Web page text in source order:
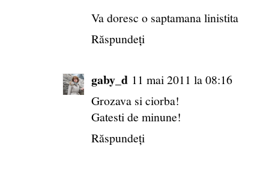
Va doresc o saptamana linistita
Răspundeți
gaby_d 11 mai 2011 la 08:16
Grozava si ciorba!
Gatesti de minune!
Răspundeți